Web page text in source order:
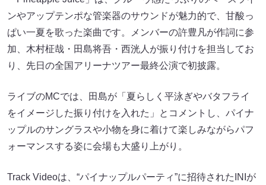
ンやアップテンポな管楽器のサウンドが魅力的で、甘酸っ
ぱい一夏を歌った楽曲です。メンバーの許豊凡が作詞に参
加、木村柾哉・田島将吾・西洸人が振り付けを担当してお
り、先日の全国アリーナツアー最終公演で初披露。
ライブのMCでは、田島が「夏らしく平泳ぎやバタフライ
をイメージした振り付けを入れた」とコメントし、パイナ
ップルのサングラスや小物を身に着けて楽しみながらパフ
ォーマンスする姿に会場も大盛り上がり。
Track Videoは、“パイナップルパーティ”に招待されたINIが